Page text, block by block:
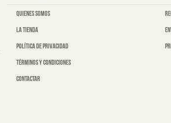
Quienes somos
La tienda
Política de privacidad
Términos y condiciones
Contactar